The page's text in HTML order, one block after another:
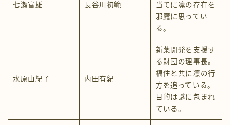
七瀬富雄 長谷川初範
当てに凛の存在を
邪魔に思ってい
る。
水原由紀子 内田有紀
新薬開発を支援す
る財団の理事長。
福住と共に凛の行
方を追っている。
目的は謎に包まれ
ている。